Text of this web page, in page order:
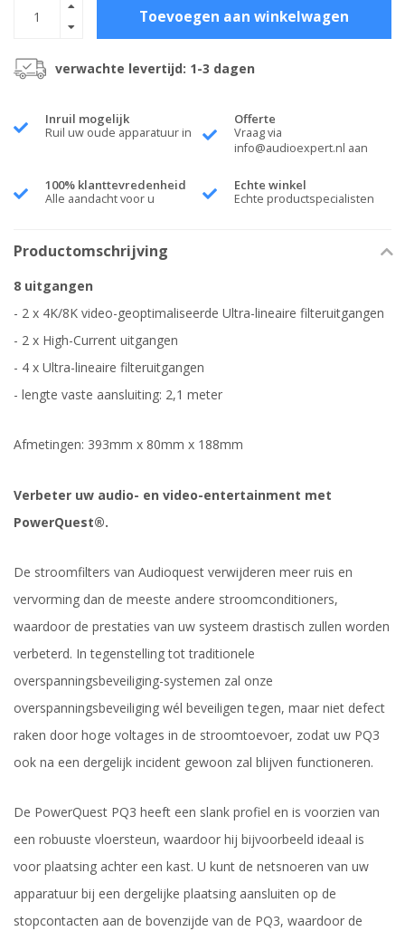
Toevoegen aan winkelwagen
verwachte levertijd: 1-3 dagen
Inruil mogelijk
Ruil uw oude apparatuur in
Offerte
Vraag via
info@audioexpert.nl aan
100% klanttevredenheid
Alle aandacht voor u
Echte winkel
Echte productspecialisten
Productomschrijving
8 uitgangen
- 2 x 4K/8K video-geoptimaliseerde Ultra-lineaire filteruitgangen
- 2 x High-Current uitgangen
- 4 x Ultra-lineaire filteruitgangen
- lengte vaste aansluiting: 2,1 meter
Afmetingen: 393mm x 80mm x 188mm
Verbeter uw audio- en video-entertainment met
PowerQuest®.
De stroomfilters van Audioquest verwijderen meer ruis en
vervorming dan de meeste andere stroomconditioners,
waardoor de prestaties van uw systeem drastisch zullen worden
verbeterd. In tegenstelling tot traditionele
overspanningsbeveiliging-systemen zal onze
overspanningsbeveiliging wél beveiligen tegen, maar niet defect
raken door hoge voltages in de stroomtoevoer, zodat uw PQ3
ook na een dergelijk incident gewoon zal blijven functioneren.
De PowerQuest PQ3 heeft een slank profiel en is voorzien van
een robuuste vloersteun, waardoor hij bijvoorbeeld ideaal is
voor plaatsing achter een kast. U kunt de netsnoeren van uw
apparatuur bij een dergelijke plaatsing aansluiten op de
stopcontacten aan de bovenzijde van de PQ3, waardoor de